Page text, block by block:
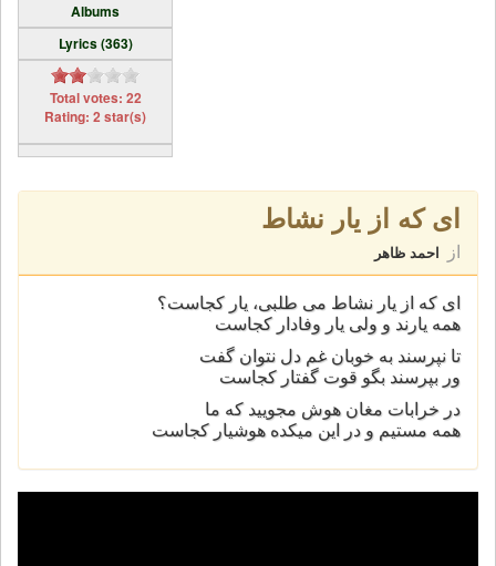
Albums
Lyrics (363)
Total votes: 22
Rating: 2 star(s)
ای که از يار نشاط
از احمد ظاهر
ای که از يار نشاط می طلبی، يار کجاست؟
همه يارند و ولی يار وفادار کجاست
تا نپرسند به خوبان غم دل نتوان گفت
ور بپرسند بگو قوت گفتار کجاست
در خرابات مغان هوش مجوييد که ما
همه مستيم و در اين ميکده هوشيار کجاست